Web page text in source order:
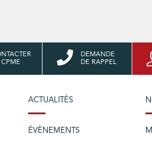
CPME
DEMANDE
DE RAPPEL
ACTUALITÉS
ÉVÈNEMENTS